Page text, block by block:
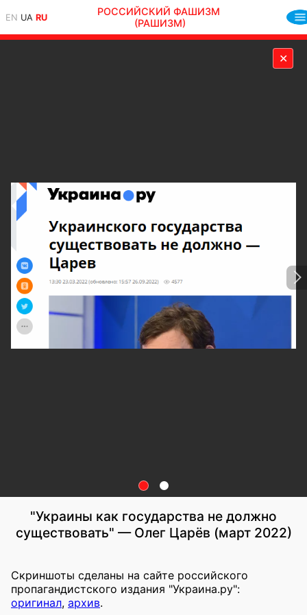
EN UA RU
РОССИЙСКИЙ ФАШИЗМ
(РАШИЗМ)
✕
"Украины как государства не должно
существовать" — Олег Царёв (март 2022)
Скриншоты сделаны на сайте российского
пропагандистского издания "Украина.ру":
оригинал, архив.